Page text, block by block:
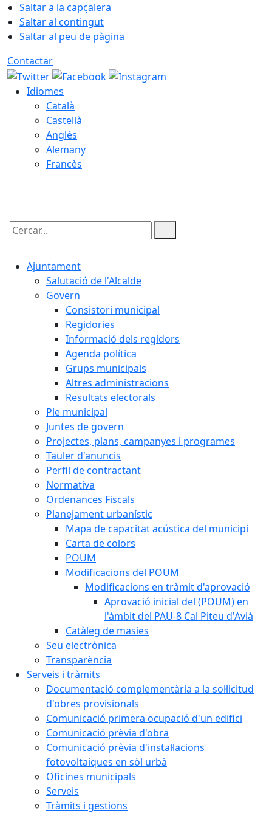
Saltar a la capçalera
Saltar al contingut
Saltar al peu de pàgina
Contactar
Idiomes
Català
Castellà
Anglès
Alemany
Francès
Cercar:
Ajuntament
Salutació de l'Alcalde
Govern
Consistori municipal
Regidories
Informació dels regidors
Agenda política
Grups municipals
Altres administracions
Resultats electorals
Ple municipal
Juntes de govern
Projectes, plans, campanyes i programes
Tauler d'anuncis
Perfil de contractant
Normativa
Ordenances Fiscals
Planejament urbanístic
Mapa de capacitat acústica del municipi
Carta de colors
POUM
Modificacions del POUM
Modificacions en tràmit d'aprovació
Aprovació inicial del (POUM) en
l'àmbit del PAU-8 Cal Piteu d'Avià
Catàleg de masies
Seu electrònica
Transparència
Serveis i tràmits
Documentació complementària a la sol·licitud
d'obres provisionals
Comunicació primera ocupació d'un edifici
Comunicació prèvia d'obra
Comunicació prèvia d'instal·lacions
fotovoltaiques en sòl urbà
Oficines municipals
Serveis
Tràmits i gestions